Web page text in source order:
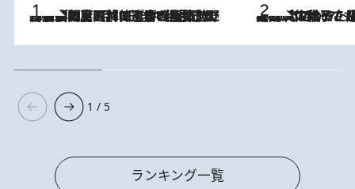
2026.8.8
「最後に見られてよかった」上野動物園の東園パンダ舎が解体前に特別公開。8月16日まで延長されたパネル展と共に辿る“半世紀”のパンダ飼育《解体工事の図面あり》 2026.8.5
【阿川佐和子さんの年とる力】なぜ70代で始めた趣味は“こんなに楽しい”のか？ ピアノ、俳句…スランプに陥っても続けられる“ある秘訣”とは
1 / 5
ランキング一覧